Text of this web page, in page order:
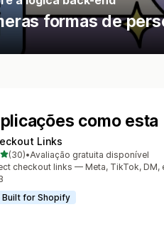
formas de
como esta
Links
de 5 estrelas
(30)de avaliações
•Avaliação gratuita disponível
checkout links — Meta, TikTok, DM,
Built for Shopify